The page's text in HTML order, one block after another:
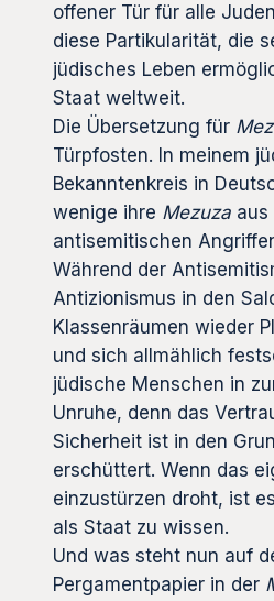
offener Tür für alle
diese Partikularität, die
jüdisches Leben
Staat weltweit.
Die Übersetzung für
Türpfosten. In meinem
Bekanntenkreis in
wenige ihre Mezuza
antisemitischen
Während der
Antizionismus in den
Klassenräumen wieder
und sich allmählich
jüdische Menschen in
Unruhe, denn das
Sicherheit ist in den
erschüttert. Wenn das
einzustürzen droht, ist
als Staat zu wissen.
Und was steht nun auf
Pergamentpapier in der